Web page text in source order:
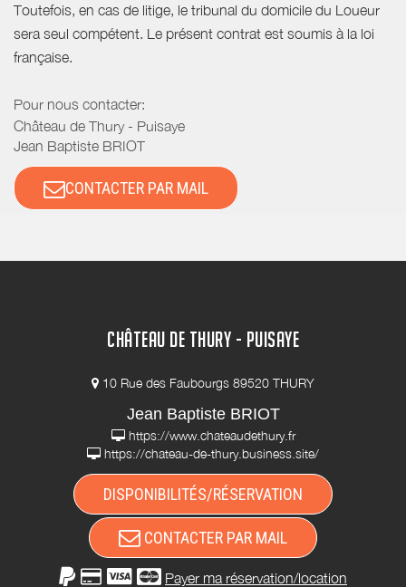
Toutefois, en cas de litige, le tribunal du domicile du Loueur
sera seul compétent. Le présent contrat est soumis à la loi
française.
Pour nous contacter:
Château de Thury - Puisaye
Jean Baptiste BRIOT
CONTACTER PAR MAIL
CHÂTEAU DE THURY - PUISAYE
10 Rue des Faubourgs 89520 THURY
Jean Baptiste BRIOT
https://www.chateaudethury.fr
https://chateau-de-thury.business.site/
DISPONIBILITÉS/RÉSERVATION
CONTACTER PAR MAIL
Payer ma réservation/location